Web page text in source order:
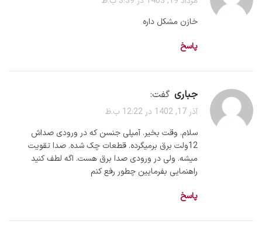
خازن مشکل داره
پاسخ
جباری گفت:
آذر 17, 1402 در 12:22 ب.ظ
سلام. وقت بخیر. آمپلی جنسن که در ورودی صداش
12ولت برق برمیگرده. قطعات چک شده. صدا تقویت
میشه. ولی در ورودی صدا برق هست. اگه لطف کنید
راهنمایی بفرمایین چطور رفع کنم
پاسخ